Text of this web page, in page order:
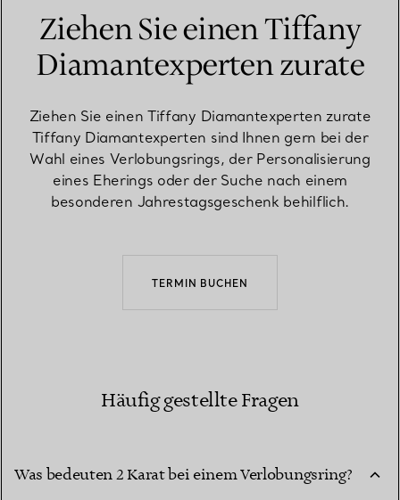
Ziehen Sie einen Tiffany
Diamantexperten zurate
Ziehen Sie einen Tiffany Diamantexperten zurate
Tiffany Diamantexperten sind Ihnen gern bei der
Wahl eines Verlobungsrings, der Personalisierung
eines Eherings oder der Suche nach einem
besonderen Jahrestagsgeschenk behilflich.
TERMIN BUCHEN
Häufig gestellte Fragen
Was bedeuten 2 Karat bei einem Verlobungsring?